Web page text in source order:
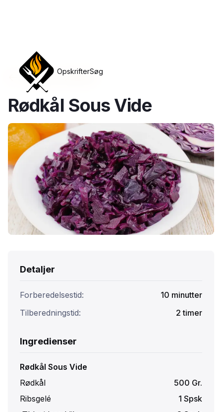
OpskrifterSøg
Tilbage til opskrifter
Rødkål Sous Vide
Detaljer
Forberedelsestid: 10 minutter
Tilberedningstid:
2 timer
Ingredienser
Rødkål Sous Vide
Rødkål
500 Gr.
Ribsgelé
1 Spsk